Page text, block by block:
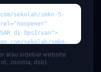
atau sidebar website
Joomla, dsb).